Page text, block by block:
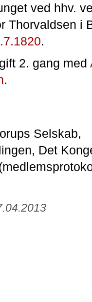
ved hhv.
Thorvaldsen i
.
2. gang med
.
Selskab,
Det